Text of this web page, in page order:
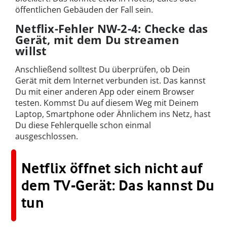
öffentlichen Gebäuden der Fall sein.
Netflix-Fehler NW-2-4: Checke das
Gerät, mit dem Du streamen
willst
Anschließend solltest Du überprüfen, ob Dein
Gerät mit dem Internet verbunden ist. Das kannst
Du mit einer anderen App oder einem Browser
testen. Kommst Du auf diesem Weg mit Deinem
Laptop, Smartphone oder Ähnlichem ins Netz, hast
Du diese Fehlerquelle schon einmal
ausgeschlossen.
Netflix öffnet sich nicht auf
dem TV-Gerät: Das kannst Du
tun